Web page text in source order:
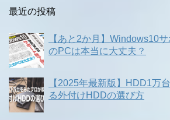
最近の投稿
【あと2か月】Windows10
のPCは本当に大丈夫？
【2025年最新版】HDD1万
る外付けHDDの選び方